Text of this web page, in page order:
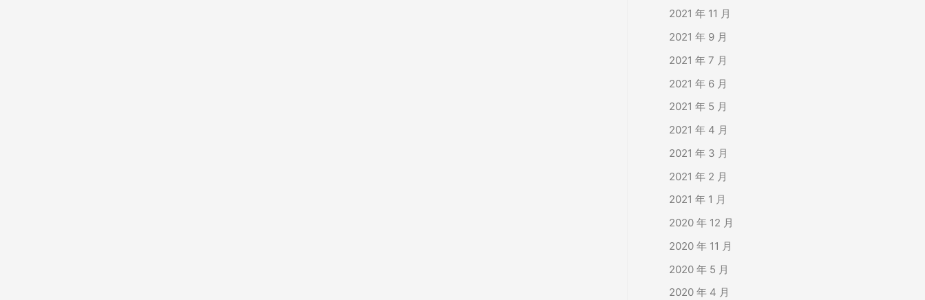
2021 年 11 月
2021 年 9 月
2021 年 7 月
2021 年 6 月
2021 年 5 月
2021 年 4 月
2021 年 3 月
2021 年 2 月
2021 年 1 月
2020 年 12 月
2020 年 11 月
2020 年 5 月
2020 年 4 月